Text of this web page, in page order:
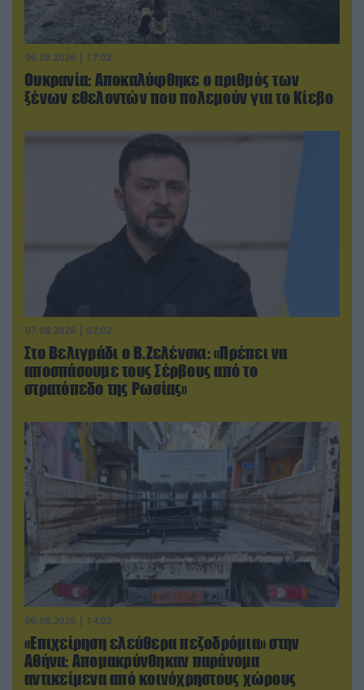
06.08.2026 | 17:02
Ουκρανία: Αποκαλύφθηκε ο αριθμός των
ξένων εθελοντών που πολεμούν για το Κίεβο
07.08.2026 | 02:02
Στο Βελιγράδι ο Β.Ζελένσκι: «Πρέπει να
αποσπάσουμε τους Σέρβους από το
στρατόπεδο της Ρωσίας»
06.08.2026 | 14:02
«Επιχείρηση ελεύθερα πεζοδρόμια» στην
Αθήνα: Απομακρύνθηκαν παράνομα
αντικείμενα από κοινόχρηστους χώρους